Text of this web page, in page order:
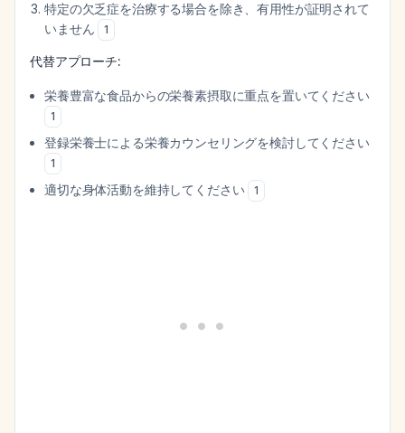
特定の欠乏症を治療する場合を除き、有用性が証明されて
いません
1
代替アプローチ:
栄養豊富な食品からの栄養素摂取に重点を置いてください
1
登録栄養士による栄養カウンセリングを検討してください
1
適切な身体活動を維持してください 1